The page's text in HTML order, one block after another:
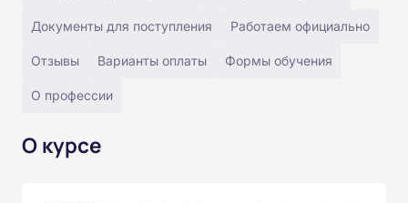
Документы для поступления Работаем официально
Отзывы Варианты оплаты Формы обучения
О профессии
О курсе